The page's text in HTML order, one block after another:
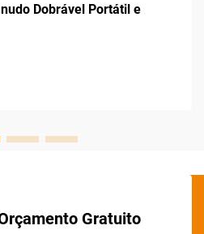
Dobrável Portátil e
Gratuito